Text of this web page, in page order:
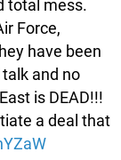
Force,
have been
and no
is DEAD!!!
a deal that